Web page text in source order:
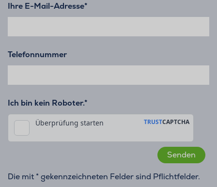
Ihre E-Mail-Adresse*
Telefonnummer
Ich bin kein Roboter.*
Die mit * gekennzeichneten Felder sind Pflichtfelder.